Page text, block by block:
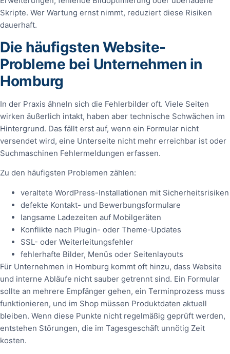
Skripte. Wer Wartung ernst nimmt, reduziert diese Risiken
dauerhaft.
Die häufigsten Website-
Probleme bei Unternehmen in
Homburg
In der Praxis ähneln sich die Fehlerbilder oft. Viele Seiten
wirken äußerlich intakt, haben aber technische Schwächen im
Hintergrund. Das fällt erst auf, wenn ein Formular nicht
versendet wird, eine Unterseite nicht mehr erreichbar ist oder
Suchmaschinen Fehlermeldungen erfassen.
Zu den häufigsten Problemen zählen:
veraltete WordPress-Installationen mit Sicherheitsrisiken
defekte Kontakt- und Bewerbungsformulare
langsame Ladezeiten auf Mobilgeräten
Konflikte nach Plugin- oder Theme-Updates
SSL- oder Weiterleitungsfehler
fehlerhafte Bilder, Menüs oder Seitenlayouts
Für Unternehmen in Homburg kommt oft hinzu, dass Website
und interne Abläufe nicht sauber getrennt sind. Ein Formular
sollte an mehrere Empfänger gehen, ein Terminprozess muss
funktionieren, und im Shop müssen Produktdaten aktuell
bleiben. Wenn diese Punkte nicht regelmäßig geprüft werden,
entstehen Störungen, die im Tagesgeschäft unnötig Zeit
kosten.